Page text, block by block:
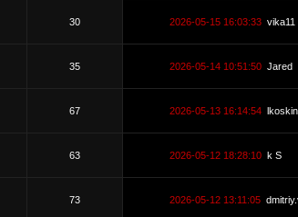
30 2026-05-15 16:03:33 vika11
35 2026-05-14 10:51:50 Jared
67 2026-05-13 16:14:54
63 2026-05-12 18:28:10 k S
73 2026-05-12 13:11:05